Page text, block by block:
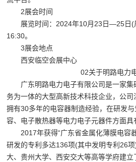
2展会时间
展览时间：2024年10月23日—25日
16:30。
3展会地点
西安临空会展中心
02关于明路电力
广东明路电力电子有限公司是一家集
务为一体的大型高新技术科技企业，公司
拥有30多年的电容器制造经验，在研发
容、电子散热器等电力电子元器件方面具
2017年获得“广东省金属化薄膜电容
研发的专利多达136项(其中发明专利26
大、贵州大学、西安交大等高等学府建